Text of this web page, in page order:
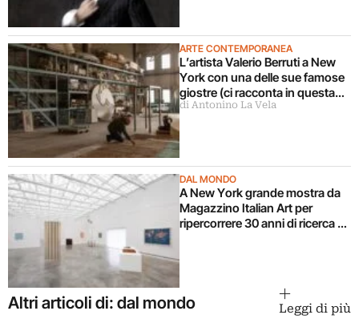
ARTE CONTEMPORANEA
L’artista Valerio Berruti a New
York con una delle sue famose
giostre (ci racconta in questa
intervista)
di Antonino La Vela
DAL MONDO
A New York grande mostra da
Magazzino Italian Art per
ripercorrere 30 anni di ricerca di
Altri articoli di: dal mondo Leggi di più